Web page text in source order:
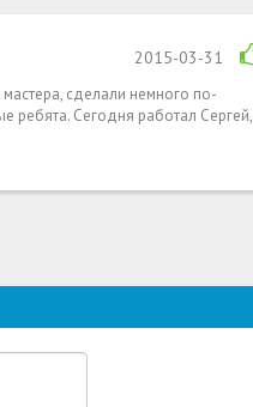
2015-03-31
сделали немного по-
ребята. Сегодня работал Сергей,